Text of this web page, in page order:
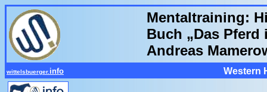
Mentaltraining:
Buch „Das
Andreas
wittelsbuerger. info Western